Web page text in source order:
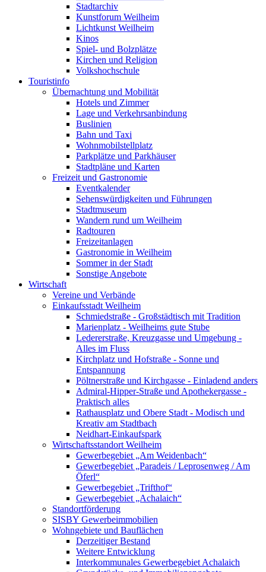
Stadtarchiv
Kunstforum Weilheim
Lichtkunst Weilheim
Kinos
Spiel- und Bolzplätze
Kirchen und Religion
Volkshochschule
Touristinfo
Übernachtung und Mobilität
Hotels und Zimmer
Lage und Verkehrsanbindung
Buslinien
Bahn und Taxi
Wohnmobilstellplatz
Parkplätze und Parkhäuser
Stadtpläne und Karten
Freizeit und Gastronomie
Eventkalender
Sehenswürdigkeiten und Führungen
Stadtmuseum
Wandern rund um Weilheim
Radtouren
Freizeitanlagen
Gastronomie in Weilheim
Sommer in der Stadt
Sonstige Angebote
Wirtschaft
Vereine und Verbände
Einkaufsstadt Weilheim
Schmiedstraße - Großstädtisch mit Tradition
Marienplatz - Weilheims gute Stube
Ledererstraße, Kreuzgasse und Umgebung -
Alles im Fluss
Kirchplatz und Hofstraße - Sonne und
Entspannung
Pöltnerstraße und Kirchgasse - Einladend anders
Admiral-Hipper-Straße und Apothekergasse -
Praktisch alles
Rathausplatz und Obere Stadt - Modisch und
Kreativ am Stadtbach
Neidhart-Einkaufspark
Wirtschaftsstandort Weilheim
Gewerbegebiet „Am Weidenbach“
Gewerbegebiet „Paradeis / Leprosenweg / Am
Öferl“
Gewerbegebiet „Trifthof“
Gewerbegebiet „Achalaich“
Standortförderung
SISBY Gewerbeimmobilien
Wohngebiete und Bauflächen
Derzeitiger Bestand
Weitere Entwicklung
Interkommunales Gewerbegebiet Achalaich